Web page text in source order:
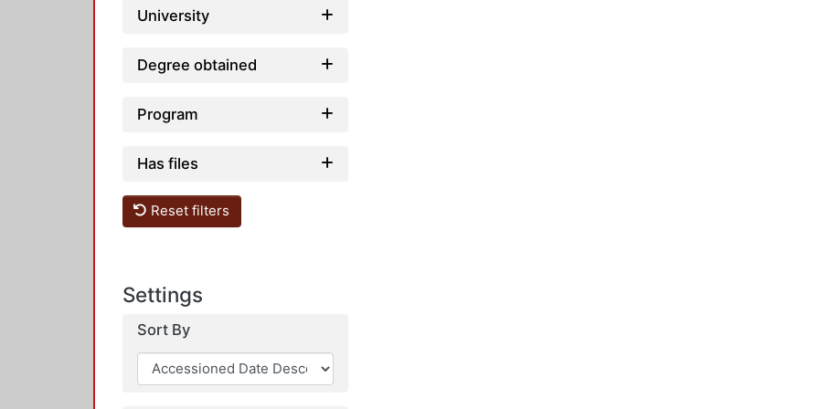
University
Degree obtained
Program
Has files
Reset filters
Settings
Sort By